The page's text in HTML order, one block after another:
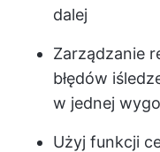
dalej
Zarządzanie
błędów i
w jednej
Użyj funkcji